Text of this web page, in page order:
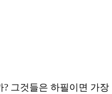
그것들은 하필이면 가